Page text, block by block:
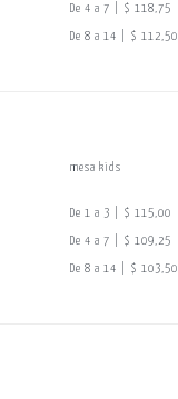
De 4 a 7 | $ 118,75
De 8 a 14 | $ 112,50
mesa kids
De 1 a 3 | $ 115,00
De 4 a 7 | $ 109,25
De 8 a 14 | $ 103,50